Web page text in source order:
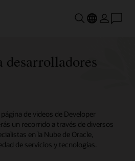
desarrolladores
de videos de Developer
un recorrido a través de diversos
en la Nube de Oracle,
de servicios y tecnologías.